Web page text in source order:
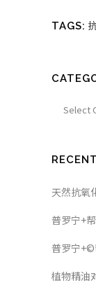
TAGS:
天然抗氧
普罗宁+
普罗宁+©
植物精油